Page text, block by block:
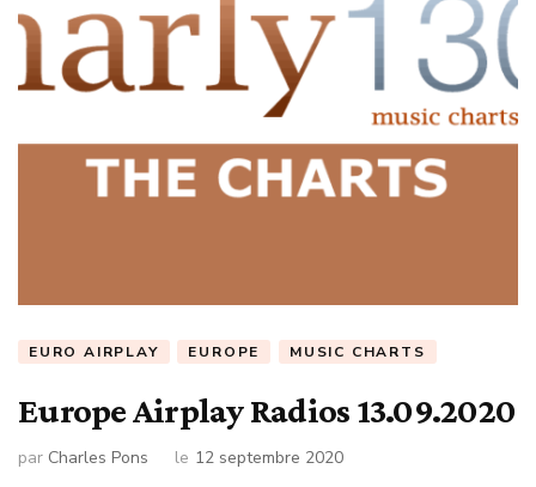
EURO AIRPLAY EUROPE MUSIC CHARTS
Europe Airplay Radios 13.09.2020
par Charles Pons le 12 septembre 2020